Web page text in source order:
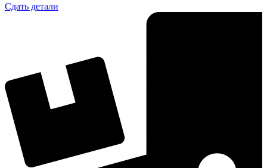
Сдать детали